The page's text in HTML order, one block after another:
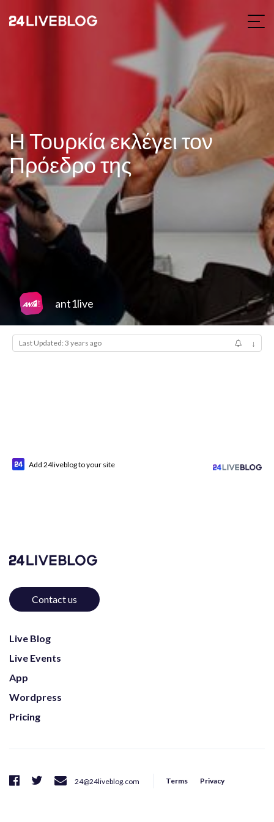
Η Τουρκία εκλέγει τον
Πρόεδρο της
ant1live
Last Updated: 3 years ago ↓
Add 24liveblog to your site
Contact us
Live Blog
Live Events
App
Wordpress
Pricing
24@24liveblog.com Terms Privacy